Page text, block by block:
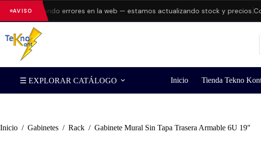
AVISO
presentando errores en la web — estamos actualizando stock y precios.
☰ EXPLORAR CATÁLOGO Inicio Tienda Tekno
Inicio / Gabinetes / Rack / Gabinete Mural Sin Tapa Trasera Armable 6U 19″